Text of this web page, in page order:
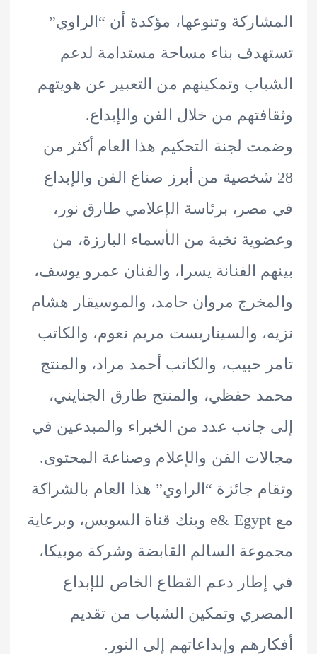
وتنوعها، مؤكدة أن “الراوي”
بناء مساحة مستدامة لدعم
وتمكينهم من التعبير عن هويتهم
من خلال الفن والإبداع.
لجنة التحكيم هذا العام أكثر من
شخصية من أبرز صناع الفن والإبداع
برئاسة الإعلامي طارق نور،
نخبة من الأسماء البارزة، من
الفنانة يسرا، والفنان عمرو يوسف،
مروان حامد، والموسيقار هشام
والسيناريست مريم نعوم، والكاتب
حبيب، والكاتب أحمد مراد، والمنتج
حفظي، والمنتج طارق الجنايني،
جانب عدد من الخبراء والمبدعين في
الفن والإعلام وصناعة المحتوى.
جائزة “الراوي” هذا العام بالشراكة
مع e& Egypt وبنك قناة السويس، وبرعاية
السالم القابضة وشركة موبيكا،
دعم القطاع الخاص للإبداع
وتمكين الشباب من تقديم
وإبداعاتهم إلى النور.